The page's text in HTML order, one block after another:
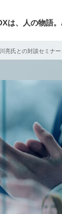
は、人の物語。
トップページ
動画
サイトマップ
お問い合わせ
催予定のセ
非公開: 【8/6
代、日本企
シリコンバ
亮氏との対談セミナー